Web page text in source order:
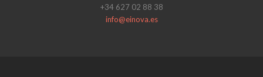
+34 627 02 88 38
info@einova.es